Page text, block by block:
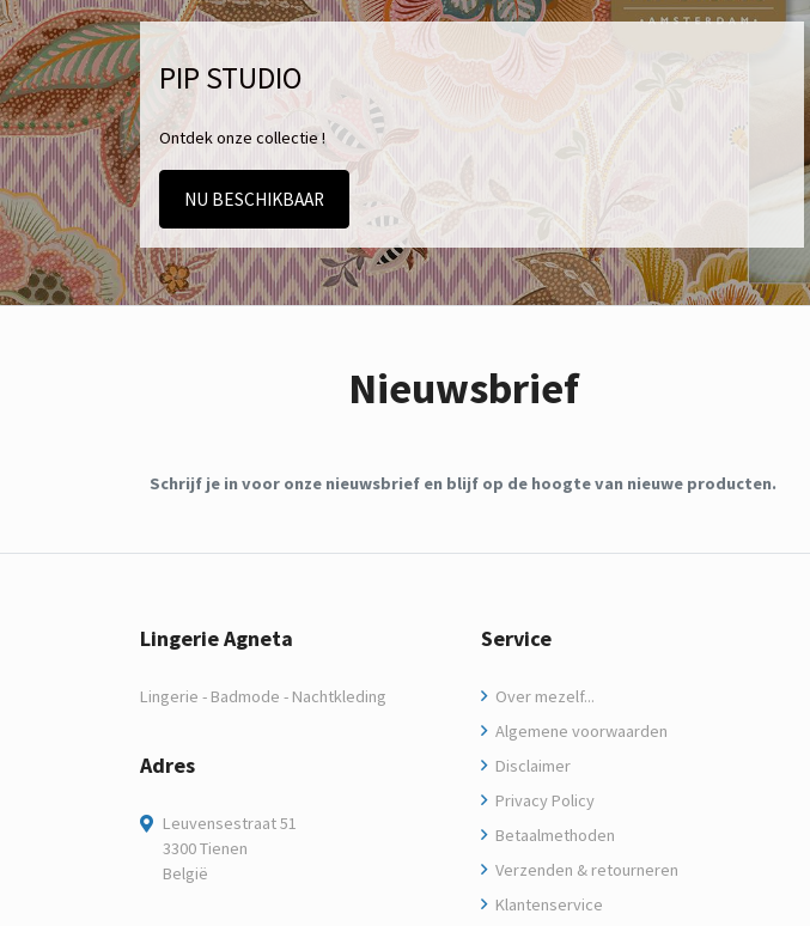
PIP STUDIO
Ontdek onze collectie !
NU BESCHIKBAAR
Nieuwsbrief
Schrijf je in voor onze nieuwsbrief en blijf op de hoogte van nieuwe producten.
Lingerie Agneta
Lingerie - Badmode - Nachtkleding
Adres
Leuvensestraat 51
3300 Tienen
België
Service
Over mezelf...
Algemene voorwaarden
Disclaimer
Privacy Policy
Betaalmethoden
Verzenden & retourneren
Klantenservice